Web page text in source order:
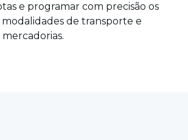
e programar com precisão os
modalidades de transporte e